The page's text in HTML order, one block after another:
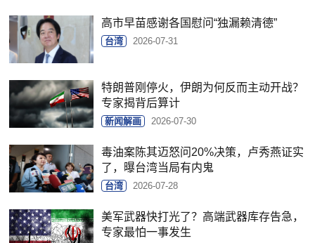
高市早苗感谢各国慰问“独漏赖清德”
台湾 2026-07-31
特朗普刚停火，伊朗为何反而主动开战？
专家揭背后算计
新闻解画 2026-07-30
毒油案陈其迈怒问20%决策，卢秀燕证实
了，曝台湾当局有内鬼
台湾 2026-07-28
美军武器快打光了？高端武器库存告急，
专家最怕一事发生